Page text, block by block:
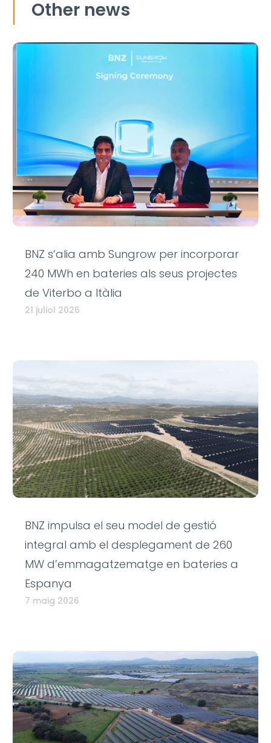
Other news
BNZ s’alia amb Sungrow per incorporar
240 MWh en bateries als seus projectes
de Viterbo a Itàlia
21 juliol 2026
BNZ impulsa el seu model de gestió
integral amb el desplegament de 260
MW d’emmagatzematge en bateries a
Espanya
7 maig 2026